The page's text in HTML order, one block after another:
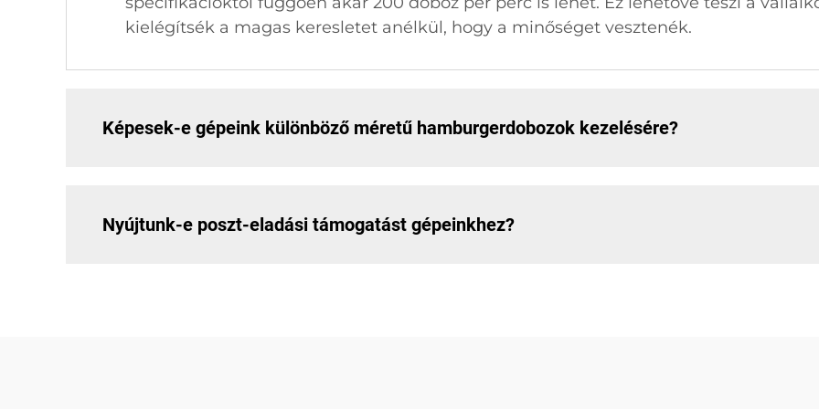
kielégítsék a magas keresletet anélkül, hogy a minőséget vesztenék.
Képesek-e gépeink különböző méretű hamburgerdobozok kezelésére?
Nyújtunk-e poszt-eladási támogatást gépeinkhez?